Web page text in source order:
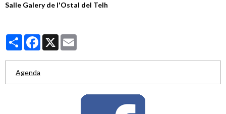
Salle Galery de l'Ostal del Telh
PartagerFacebook
X
Agenda